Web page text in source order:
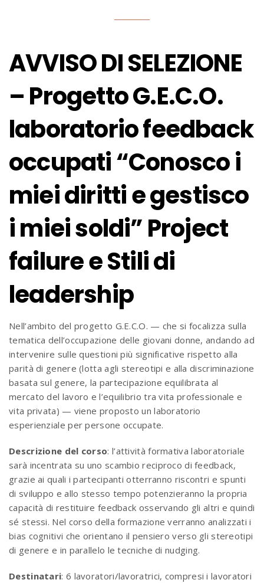
AVVISO DI SELEZIONE
– Progetto G.E.C.O.
laboratorio feedback
occupati “Conosco i
miei diritti e gestisco
i miei soldi” Project
failure e Stili di
leadership
Nell’ambito del progetto G.E.C.O. — che si focalizza sulla
tematica dell’occupazione delle giovani donne, andando ad
intervenire sulle questioni più significative rispetto alla
parità di genere (lotta agli stereotipi e alla discriminazione
basata sul genere, la partecipazione equilibrata al
mercato del lavoro e l’equilibrio tra vita professionale e
vita privata) — viene proposto un laboratorio
esperienziale per persone occupate.
Descrizione del corso: l’attività formativa laboratoriale
sarà incentrata su uno scambio reciproco di feedback,
grazie ai quali i partecipanti otterranno riscontri e spunti
di sviluppo e allo stesso tempo potenzieranno la propria
capacità di restituire feedback osservando gli altri e quindi
sé stessi. Nel corso della formazione verranno analizzati i
bias cognitivi che orientano il pensiero verso gli stereotipi
di genere e in parallelo le tecniche di nudging.
Destinatari: 6 lavoratori/lavoratrici, compresi i lavoratori